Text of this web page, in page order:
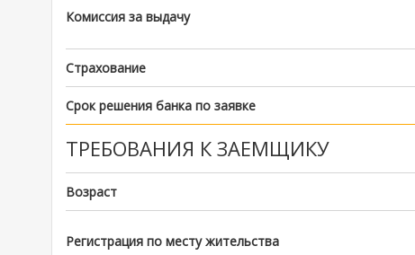
Комиссия за выдачу
Страхование
Срок решения банка по заявке
ТРЕБОВАНИЯ К ЗАЕМЩИКУ
Возраст
Регистрация по месту жительства